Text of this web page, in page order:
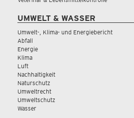
UMWELT & WASSER
Umwelt-, Klima- und Energiebericht
Abfall
Energie
Klima
Luft
Nachhaltigkeit
Naturschutz
Umweltrecht
Umweltschutz
Wasser